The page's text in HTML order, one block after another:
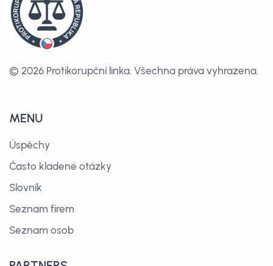
© 2026 Protikorupční linka. Všechna práva vyhrazena.
MENU
Úspěchy
Často kladené otázky
Slovník
Seznam firem
Seznam osob